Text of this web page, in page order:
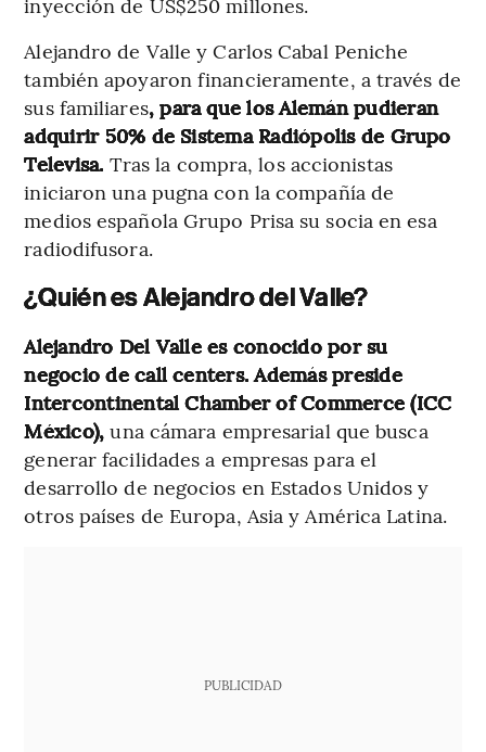
Alejandro de Valle y Carlos Cabal Peniche
también apoyaron financieramente, a través de
sus familiares, para que los Alemán pudieran
adquirir 50% de Sistema Radiópolis de Grupo
Televisa. Tras la compra, los accionistas
iniciaron una pugna con la compañía de
medios española Grupo Prisa su socia en esa
radiodifusora.
¿Quién es Alejandro del Valle?
Alejandro Del Valle es conocido por su
negocio de call centers. Además preside
Intercontinental Chamber of Commerce (ICC
México), una cámara empresarial que busca
generar facilidades a empresas para el
desarrollo de negocios en Estados Unidos y
otros países de Europa, Asia y América Latina.
PUBLICIDAD